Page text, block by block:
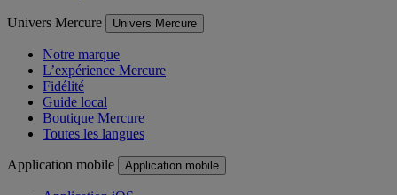
Univers Mercure Univers Mercure
Notre marque
L’expérience Mercure
Fidélité
Guide local
Boutique Mercure
Toutes les langues
Application mobile Application mobile